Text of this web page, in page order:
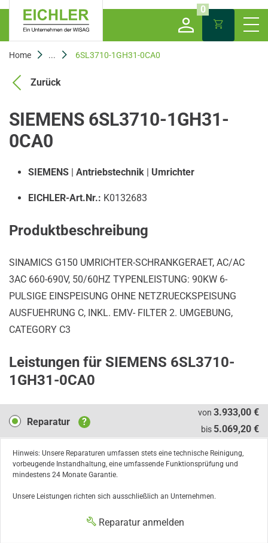
0
Home ... 6SL3710-1GH31-0CA0
Zurück
SIEMENS 6SL3710-1GH31-
0CA0
SIEMENS | Antriebstechnik | Umrichter
EICHLER-Art.Nr.: K0132683
Produktbeschreibung
SINAMICS G150 UMRICHTER-SCHRANKGERAET, AC/AC
3AC 660-690V, 50/60HZ TYPENLEISTUNG: 90KW 6-
PULSIGE EINSPEISUNG OHNE NETZRUECKSPEISUNG
AUSFUEHRUNG C, INKL. EMV- FILTER 2. UMGEBUNG,
CATEGORY C3
Leistungen für SIEMENS 6SL3710-
1GH31-0CA0
Reparatur
Reparatur ?
von 3.933,00 €
bis 5.069,20 €
Hinweis: Unsere Reparaturen umfassen stets eine technische Reinigung,
vorbeugende Instandhaltung, eine umfassende Funktionsprüfung und
mindestens 24 Monate Garantie.
Unsere Leistungen richten sich ausschließlich an Unternehmen.
Reparatur anmelden